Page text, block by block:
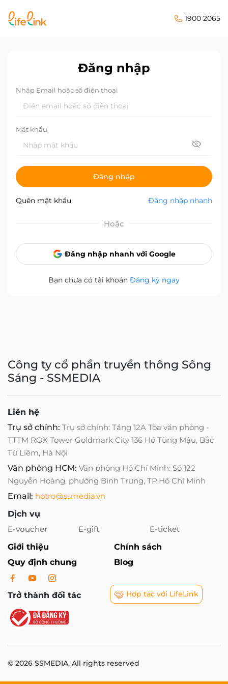
1900 2065
Đăng nhập
Nhập Email hoặc số điện thoại
Mật khẩu
Đăng nhập
Quên mật khẩu Đăng nhập nhanh
Hoặc
Đăng nhập nhanh với Google
Bạn chưa có tài khoản Đăng ký ngay
Công ty cổ phần truyền thông Sông
Sáng - SSMEDIA
Liên hệ
Trụ sở chính: Trụ sở chính: Tầng 12A Tòa văn phòng -
TTTM ROX Tower Goldmark City 136 Hồ Tùng Mậu, Bắc
Từ Liêm, Hà Nội
Văn phòng HCM: Văn phòng Hồ Chí Minh: Số 122
Nguyễn Hoàng, phường Bình Trưng, TP.Hồ Chí Minh
Email: hotro@ssmedia.vn
Dịch vụ
E-voucher
E-gift
E-ticket
Giới thiệu
Chính sách
Quy định chung
Blog
Trở thành đối tác Hợp tác với LifeLink
© 2026 SSMEDIA. All rights reserved